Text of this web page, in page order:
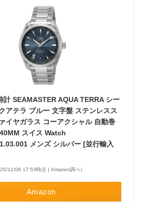
計 SEAMASTER AQUA TERRA シー
アテラ ブルー 文字盤 ステンレスス
イヤガラス コーアクシャル 自動巻
スイス Watch
メンズ シルバー [並行輸入
11/08 17:53時点 | Amazon調べ）
Amazon